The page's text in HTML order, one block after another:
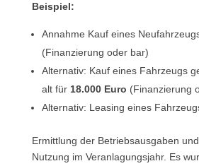
Beispiel:
Annahme Kauf eines
(Finanzierung oder bar)
Alternativ: Kauf eines Fahrzeugs
alt für 18.000 Euro (Finanzierung
Alternativ: Leasing eines
Ermittlung der Betriebsausgaben
Nutzung im Veranlagungsjahr. Es